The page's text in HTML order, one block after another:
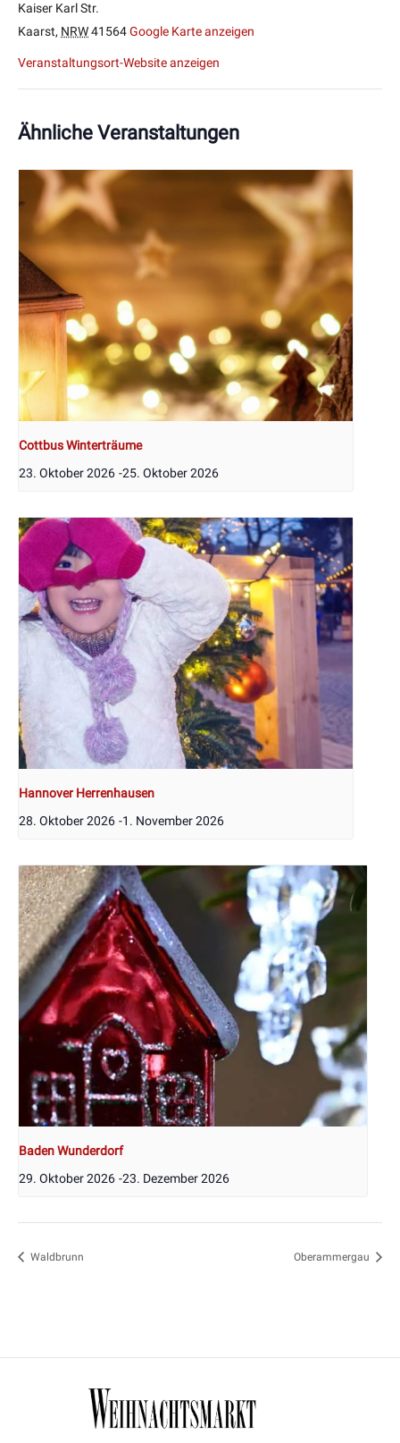
Kaiser Karl Str.
Kaarst, NRW41564Google Karte anzeigen
Veranstaltungsort-Website anzeigen
Ähnliche Veranstaltungen
Cottbus Winterträume
23. Oktober 2026 -25. Oktober 2026
Hannover Herrenhausen
28. Oktober 2026 -1. November 2026
Baden Wunderdorf
29. Oktober 2026 -23. Dezember 2026
Waldbrunn Oberammergau